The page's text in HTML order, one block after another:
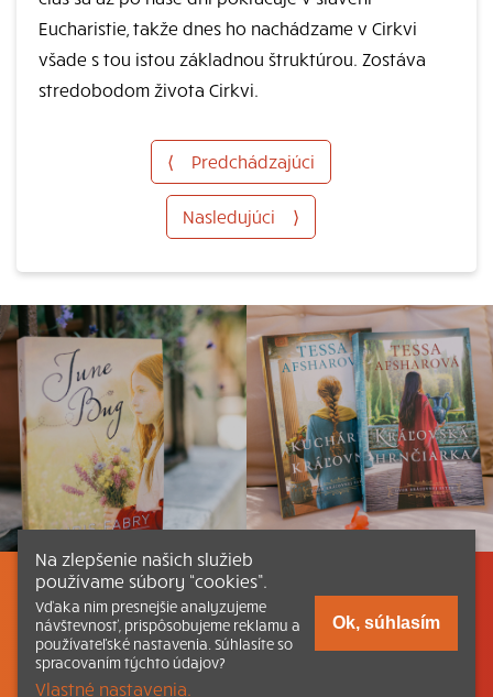
Eucharistie, takže dnes ho nachádzame v Cirkvi
všade s tou istou základnou štruktúrou. Zostáva
stredobodom života Cirkvi.
⟨ Predchádzajúci
Nasledujúci ⟩
Listovať Obsah Dokumenty a články
Kontakt Tlačená verzia Katechizmu
© 2026 katechizmus.sk |
Na zlepšenie našich služieb
používame súbory “cookies”.
Vďaka nim presnejšie analyzujeme
návštevnosť, prispôsobujeme reklamu a
používateľské nastavenia. Súhlasíte so
spracovaním týchto údajov?
Vlastné nastavenia.
Ok, súhlasím